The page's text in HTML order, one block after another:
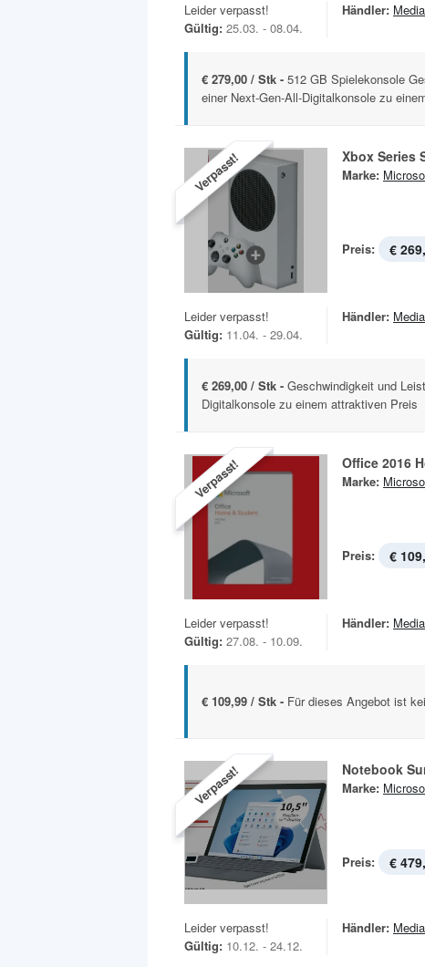
Leider verpasst!
Gültig: 25.03. - 08.04.
Händler:
€ 279,00 / Stk - 512 GB Spielekonsole
einer Next-Gen-All-Digitalkonsole zu
Verpasst! Xbox Series
Marke:
Preis: €
Leider verpasst!
Gültig: 11.04. - 29.04.
Händler:
€ 269,00 / Stk - Geschwindigkeit und
Digitalkonsole zu einem attraktiven Preis
Verpasst! Office 2016
Marke:
Preis: €
Leider verpasst!
Gültig: 27.08. - 10.09.
Händler:
€ 109,99 / Stk - Für dieses Angebot ist
Verpasst! Notebook
Marke:
Preis: €
Leider verpasst!
Gültig: 10.12. - 24.12.
Händler: